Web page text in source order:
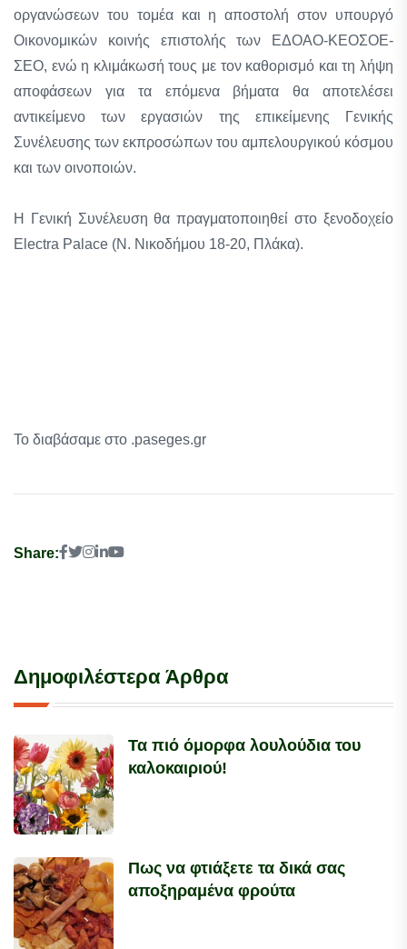
οργανώσεων του τομέα και η αποστολή στον υπουργό
Οικονομικών κοινής επιστολής των ΕΔΟΑΟ-ΚΕΟΣΟΕ-
ΣΕΟ, ενώ η κλιμάκωσή τους με τον καθορισμό και τη λήψη
αποφάσεων για τα επόμενα βήματα θα αποτελέσει
αντικείμενο των εργασιών της επικείμενης Γενικής
Συνέλευσης των εκπροσώπων του αμπελουργικού κόσμου
και των οινοποιών.
Η Γενική Συνέλευση θα πραγματοποιηθεί στο ξενοδοχείο
Electra Palace (N. Nικοδήμου 18-20, Πλάκα).
Το διαβάσαμε στο .paseges.gr
Share:
Δημοφιλέστερα Άρθρα
Τα πιό όμορφα λουλούδια του
καλοκαιριού!
Πως να φτιάξετε τα δικά σας
αποξηραμένα φρούτα